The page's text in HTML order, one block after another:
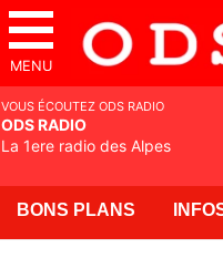
MENU
BONS PLANS
VOUS ÉCOUTEZ ODS RADIO
ODS RADIO
La 1ere radio des Alpes